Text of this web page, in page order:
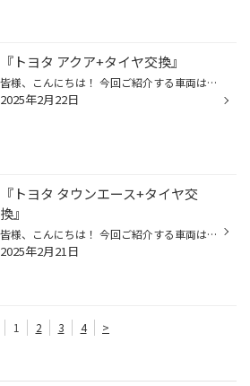
『トヨタ アクア+タイヤ交換』
皆様、こんにちは！ 今回ご紹介する車両は、長年ご使用になっていた タイヤがだいぶ『劣化』していて その状態に少し不安になって いらっしゃった お客様になります。 タイヤは『ゴム製品』になりますので使用頻度が少なくても ゴムの劣化は進行します・・・ それでは施工事例となります。 【車種】...
2025年2月22日
『トヨタ タウンエース+タイヤ交
換』
皆様、こんにちは！ 今回ご紹介する車両は、『働くクルマ』でお馴染みの 『トヨタ タウンエース』のタイヤ交換事例になります。 働くクルマだけあって タイヤ交換前の タイヤのコンディションは タイヤの限界度を感じると思います・・・ それでは施工事例となります。 【車種】トヨタ タウンエース ...
2025年2月21日
1 2 3 4 >